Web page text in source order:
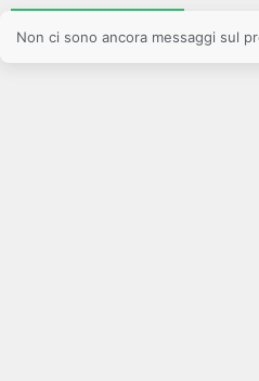
Non ci sono ancora messaggi sul